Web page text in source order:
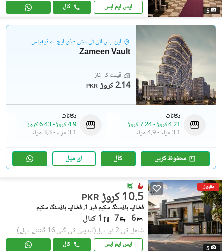
5 ایس ایم ایس کال
این ایس آئی ٹی سٹی - ڈی ایچ اے ڈیفینس
Zameen Vault
قیمت کا آغاز
PKR 2.14 کروڑ
دکانات
4.21 کروڑ
-7.24 کروڑ
3.1 مرلہ
-4.9 مرلہ
دکانات
4.9 کروڑ
-6.43 کروڑ
3.1 مرلہ
-3.3 مرلہ
محفوظ کریں کال ای میل
مقبول
5
PKR 10.5 کروڑ
فضائیہ ہاؤسنگ سکیم فیز 1, فضائیہ ہاؤسنگ سکیم
6
7 1 کنال
شامل کی:2 دن پہل (تبدیلی کی گئی:16 گھنٹے پہلے)
ایس ایم ایس کال